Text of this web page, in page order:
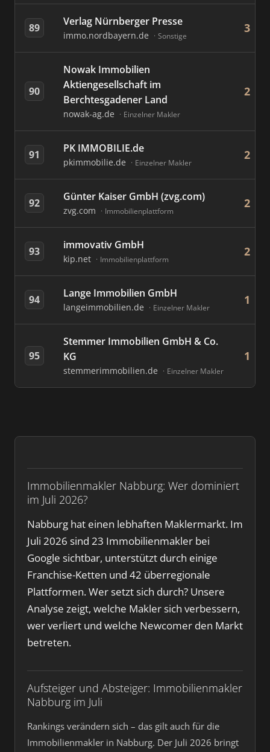
Immobilienmakler Nabburg: Wer dominiert
im Juli 2026?
Nabburg hat einen lebhaften Maklermarkt. Im
Juli 2026 sind 23 Immobilienmakler bei
Google sichtbar, unterstützt durch einige
Franchise-Ketten und 42 überregionale
Plattformen. Wer setzt sich durch? Unsere
Analyse zeigt, welche Makler sich verbessern,
wer verliert und welche Newcomer den Markt
betreten.
Aufsteiger und Absteiger: Immobilienmakler
Nabburg im Juli
Rankings verändern sich – das gilt auch für die
Immobilienmakler in Nabburg. Der Juli 2026 bringt
89 Verlag Nürnberger Presse
immo.nordbayern.de Sonstige
3
90
Nowak Immobilien
Aktiengesellschaft im
Berchtesgadener Land
nowak-ag.de Einzelner Makler
2
91 PK IMMOBILIE.de
pkimmobilie.de Einzelner Makler
2
92 Günter Kaiser GmbH (zvg.com)
zvg.com Immobilienplattform
2
93 immovativ GmbH
kip.net Immobilienplattform
2
94 Lange Immobilien GmbH
langeimmobilien.de Einzelner Makler
1
95
Stemmer Immobilien GmbH & Co.
KG
stemmerimmobilien.de Einzelner Makler
1